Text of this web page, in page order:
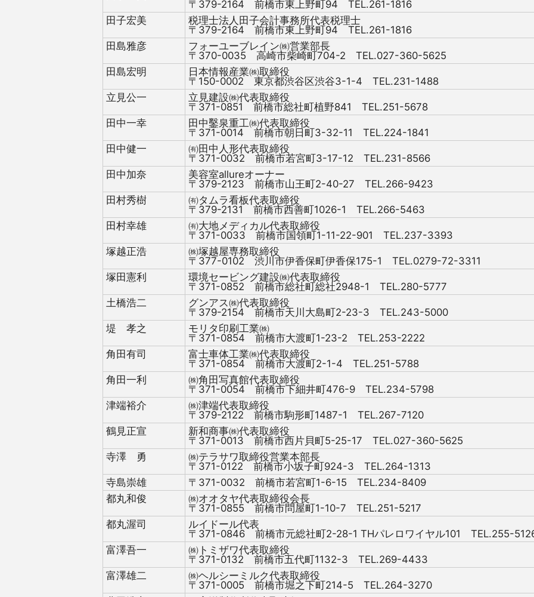
〒379-2164 前橋市東上野町94 TEL.261-1816
田子宏美
税理士法人田子会計事務所代表税理士
〒379-2164 前橋市東上野町94 TEL.261-1816
田島雅彦
フォーユーブレイン㈱営業部長
〒370-0035 高崎市柴崎町704-2 TEL.027-360-5625
田島宏明
日本情報産業㈱取締役
〒150-0002 東京都渋谷区渋谷3-1-4 TEL.231-1488
立見公一
立見建設㈱代表取締役
〒371-0851 前橋市総社町植野841 TEL.251-5678
田中一幸
田中鑿泉重工㈱代表取締役
〒371-0014 前橋市朝日町3-32-11 TEL.224-1841
田中健一
㈲田中人形代表取締役
〒371-0032 前橋市若宮町3-17-12 TEL.231-8566
田中加奈
美容室allureオーナー
〒379-2123 前橋市山王町2-40-27 TEL.266-9423
田村秀樹
㈲タムラ看板代表取締役
〒379-2131 前橋市西善町1026-1 TEL.266-5463
田村幸雄
㈲大地メディカル代表取締役
〒371-0033 前橋市国領町1-11-22-901 TEL.237-3393
塚越正浩
㈱塚越屋専務取締役
〒377-0102 渋川市伊香保町伊香保175-1 TEL.0279-72-3311
塚田憲利
環境セービング建設㈱代表取締役
〒371-0852 前橋市総社町総社2948-1 TEL.280-5777
土橋浩二
グンアス㈱代表取締役
〒379-2154 前橋市天川大島町2-23-3 TEL.243-5000
堤 孝之
モリタ印刷工業㈱
〒371-0854 前橋市大渡町1-23-2 TEL.253-2222
角田有司
富士車体工業㈱代表取締役
〒371-0854 前橋市大渡町2-1-4 TEL.251-5788
角田一利
㈱角田写真館代表取締役
〒371-0054 前橋市下細井町476-9 TEL.234-5798
津端裕介
㈱津端代表取締役
〒379-2122 前橋市駒形町1487-1 TEL.267-7120
鶴見正宣
新和商事㈱代表取締役
〒371-0013 前橋市西片貝町5-25-17 TEL.027-360-5625
寺澤 勇
㈱テラサワ取締役営業本部長
〒371-0122 前橋市小坂子町924-3 TEL.264-1313
寺島崇雄
〒371-0032 前橋市若宮町1-6-15 TEL.234-8409
都丸和俊
㈱オオタヤ代表取締役会長
〒371-0855 前橋市問屋町1-10-7 TEL.251-5217
都丸渥司
ルイドール代表
〒371-0846 前橋市元総社町2-28-1 THパレロワイヤル101 TEL.255-
富澤吾一
㈱トミザワ代表取締役
〒371-0132 前橋市五代町1132-3 TEL.269-4433
富澤雄二
㈱ヘルシーミルク代表取締役
〒371-0005 前橋市堀之下町214-5 TEL.264-3270